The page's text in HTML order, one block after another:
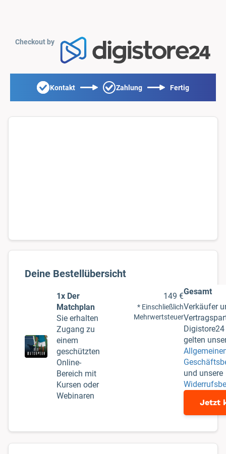
Checkout by
Kontakt Zahlung Fertig
1x Der
Matchplan
Sie erhalten
Zugang zu
einem
geschützten
Online-
Bereich mit
Kursen oder
Webinaren
149 €
* Einschließlich
Mehrwertsteuer
Gesamt
Verkäufer
gelten
und unsere
Jetzt